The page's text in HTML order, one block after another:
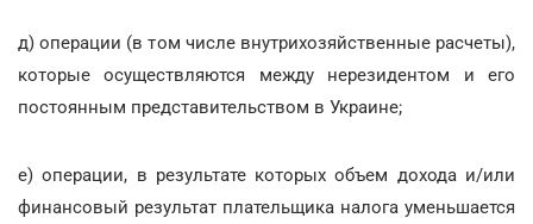
д) операции (в том числе внутрихозяйственные расчеты),
которые осуществляются между нерезидентом и его
постоянным представительством в Украине;
е) операции, в результате которых объем дохода и/или
финансовый результат плательщика налога уменьшается